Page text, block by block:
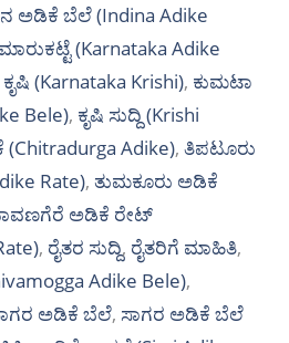
ಅಡಿಕೆ ಬೆಲೆ (Indina Adike
(Karnataka Adike
(Karnataka Krishi), ಕುಮಟಾ
Bele), ಕೃಷಿ ಸುದ್ದಿ (Krishi
Adike), ತಿಪಟೂರು
Rate), ತುಮಕೂರು ಅಡಿಕೆ
ಅಡಿಕೆ ರೇಟ್
, ರೈತರ ಸುದ್ದಿ, ರೈತರಿಗೆ ಮಾಹಿತಿ,
Adike Bele),
ಅಡಿಕೆ ಬೆಲೆ, ಸಾಗರ ಅಡಿಕೆ ಬೆಲೆ